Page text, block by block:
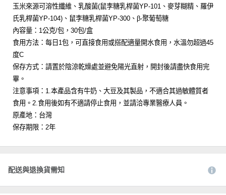
玉米來源可溶性纖維、乳酸菌(鼠李糖乳桿菌YP-101、麥芽糊精、羅伊
氏乳桿菌YP-104)、鼠李糖乳桿菌YP-300、β-聚葡萄糖
內容量：1公克/包，30包/盒
食用方法：每日1包，可直接食用或搭配適量開水食用，水溫勿超過45
度C
保存方式：請置於陰涼乾燥處並避免陽光直射，開封後請盡快食用完
畢。
注意事項：1.本產品含有牛奶、大豆及其製品，不適合其過敏體質者
食用。2.食用後如有不適請停止食用，並請洽專業醫療人員。
原產地：台灣
保存期限：2年
配送與退換貨需知